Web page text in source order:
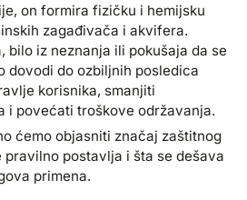
on formira fizičku i hemijsku
zagađivača i akvifera.
bilo iz neznanja ili pokušaja da se
dovodi do ozbiljnih posledica
korisnika, smanjiti
i povećati troškove održavanja.
ćemo objasniti značaj zaštitnog
pravilno postavlja i šta se dešava
primena.